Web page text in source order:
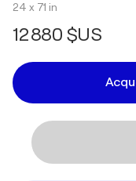
24 x 71 in
12 880 $US